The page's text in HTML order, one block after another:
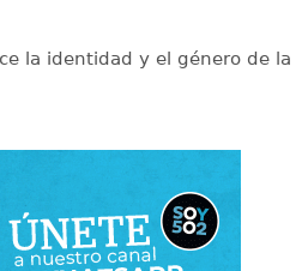
la identidad y el género de la